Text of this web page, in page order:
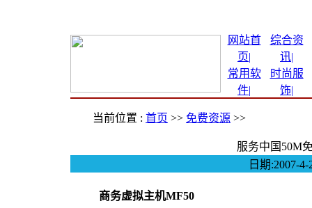
网站首
页|
综合资
讯|
常用软
件|
时尚服
饰|
当前位置 : 首页 >> 免费资源 >>
服务中国50M
日期:2007-
商务虚拟主机MF50